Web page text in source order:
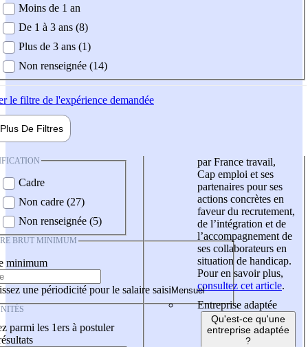
demandée
Moins de 1 an
De 1 à 3 ans (8)
Plus de 3 ans (1)
Non renseignée (14)
le filtre de l'expérience demandée
Plus De Filtres
Cadre
Non cadre (27)
Non renseignée (5)
BRUT MINIMUM
minimum
une périodicité pour le salaire saisi
parmi les 1ers à postuler
par France travail,
Cap emploi et ses
partenaires pour ses
actions concrètes en
faveur du recrutement,
de l’intégration et de
l’accompagnement de
ses collaborateurs en
situation de handicap.
Pour en savoir plus,
consultez cet article.
Entreprise adaptée
Qu'est-ce qu'une
entreprise adaptée
?